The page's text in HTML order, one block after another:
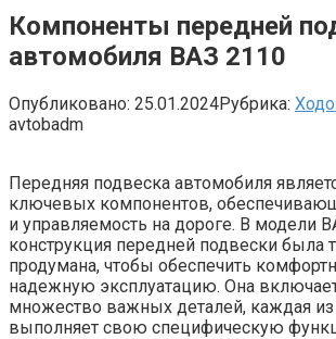
Компоненты передней
автомобиля ВАЗ 2110
Опубликовано: 25.01.2024Рубрика:
avtobadm
Передняя подвеска автомобиля
ключевых компонентов,
и управляемость на дороге. В модели
конструкция передней подвески была
продумана, чтобы обеспечить
надежную эксплуатацию. Она
множество важных деталей, каждая
выполняет свою специфическую